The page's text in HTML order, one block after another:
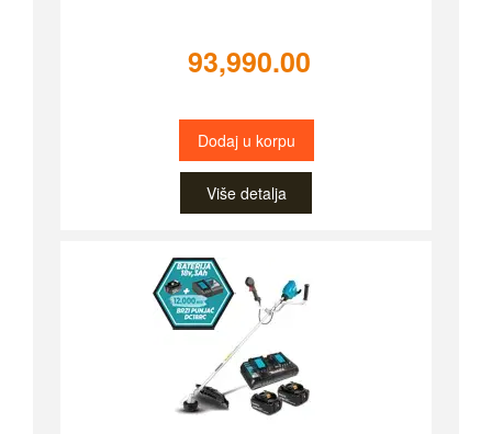
93,990.00
Dodaj u korpu
Više detalja